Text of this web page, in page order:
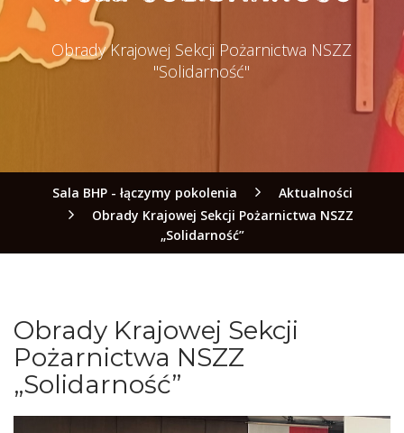
Obrady Krajowej Sekcji Pożarnictwa NSZZ
"Solidarność"
Sala BHP - łączymy pokolenia
Aktualności
Obrady Krajowej Sekcji Pożarnictwa NSZZ
„Solidarność”
Obrady Krajowej Sekcji
Pożarnictwa NSZZ
„Solidarność”